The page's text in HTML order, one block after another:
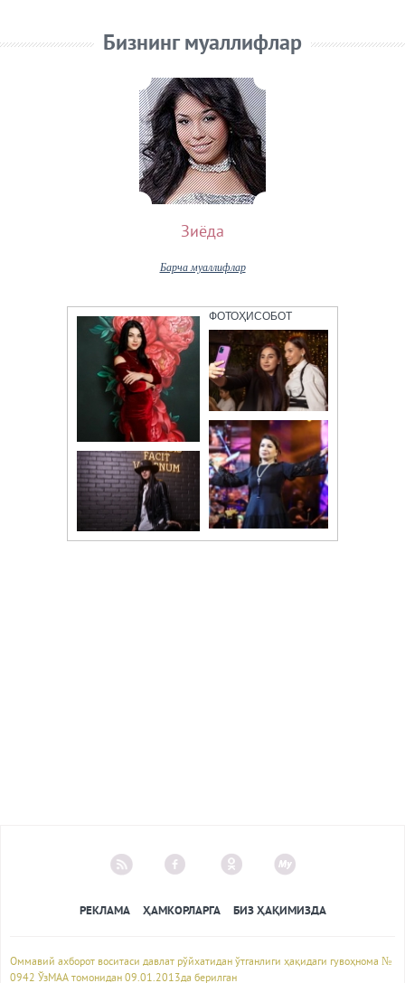
Бизнинг муаллифлар
Зиёда
Барча муаллифлар
ФОТОҲИСОБОТ
РЕКЛАМА ҲАМКОРЛАРГА БИЗ ҲАҚИМИЗДА
Оммавий ахборот воситаси давлат рўйхатидан ўтганлиги ҳақидаги гувоҳнома №
0942 ЎзМАА томонидан 09.01.2013да берилган